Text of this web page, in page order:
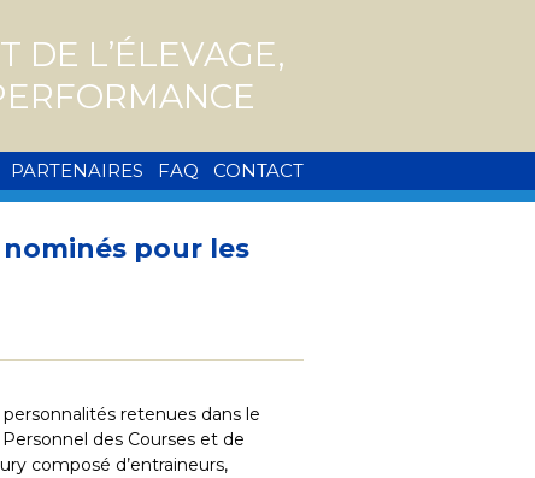
DE L’ÉLEVAGE,
PARTENAIRES FAQ CONTACT
pour les
retenues dans le
des Courses et de
composé d’entraineurs,